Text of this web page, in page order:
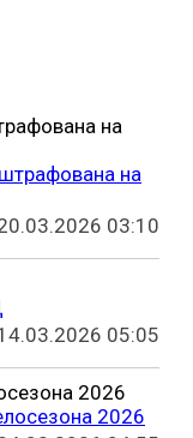
на
03:10
05:05
2026